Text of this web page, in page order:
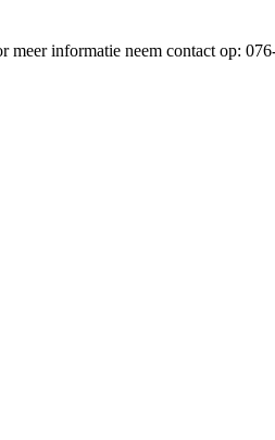
meer informatie neem contact op: